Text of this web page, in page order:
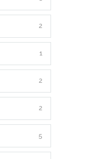
2
1
2
2
5